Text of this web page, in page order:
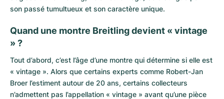
son passé tumultueux et son caractère unique.
Quand une montre Breitling devient « vintage
» ?
Tout d’abord, c’est l’âge d’une montre qui détermine si elle est
« vintage ». Alors que certains experts comme Robert-Jan
Broer l’estiment autour de 20 ans, certains collecteurs
n’admettent pas l’appellation « vintage » avant qu’une pièce